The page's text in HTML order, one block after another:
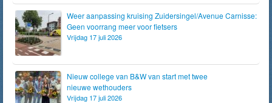
Weer aanpassing kruising Zuidersingel/Avenue Carnisse:
Geen voorrang meer voor fietsers
Vrijdag 17 juli 2026
Nieuw college van B&W van start met twee
nieuwe wethouders
Vrijdag 17 juli 2026